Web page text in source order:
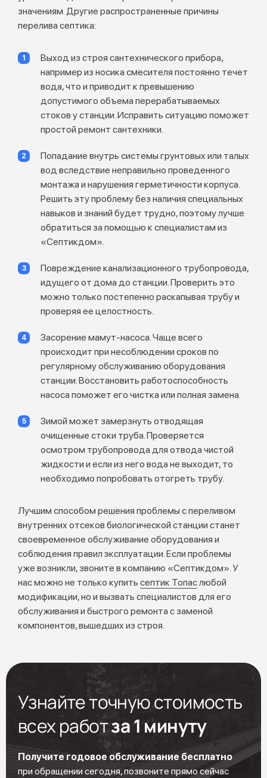
значениям. Другие распространенные причины
перелива септика:
Выход из строя сантехнического прибора,
например из носика смесителя постоянно течет
вода, что и приводит к превышению
допустимого объема перерабатываемых
стоков у станции. Исправить ситуацию поможет
простой ремонт сантехники.
Попадание внутрь системы грунтовых или талых
вод вследствие неправильно проведенного
монтажа и нарушения герметичности корпуса.
Решить эту проблему без наличия специальных
навыков и знаний будет трудно, поэтому лучше
обратиться за помощью к специалистам из
«Септикдом».
Повреждение канализационного трубопровода,
идущего от дома до станции. Проверить это
можно только постепенно раскапывая трубу и
проверяя ее целостность.
Засорение мамут-насоса. Чаще всего
происходит при несоблюдении сроков по
регулярному обслуживанию оборудования
станции. Восстановить работоспособность
насоса поможет его чистка или полная замена.
Зимой может замерзнуть отводящая
очищенные стоки труба. Проверяется
осмотром трубопровода для отвода чистой
жидкости и если из него вода не выходит, то
необходимо попробовать отогреть трубу.
Лучшим способом решения проблемы с переливом
внутренних отсеков биологической станции станет
своевременное обслуживание оборудования и
соблюдения правил эксплуатации. Если проблемы
уже возникли, звоните в компанию «Септикдом». У
нас можно не только купить септик Топаслюбой
модификации, но и вызвать специалистов для его
обслуживания и быстрого ремонта с заменой
компонентов, вышедших из строя.
Узнайте точную стоимость
всех работза 1 минуту
Получите годовое обслуживание бесплатно
при обращении сегодня, позвоните прямо сейчас